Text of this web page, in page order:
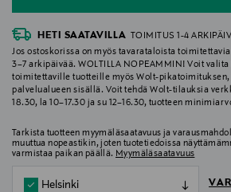
HETI SAATAVILLA
TOIMITUS 1-4
Jos ostoskorissa on myös tavarataloista
3–7 arkipäivää. WOLTILLA NOPEAMMIN! Voit
toimitettaville tuotteille myös Wolt-
palvelualueen sisällä. Voit tehdä Wolt-tilauksia
18.30, la 10–17.30 ja su 12–16.30, tuotteen
Tarkista tuotteen myymäläsaatavuus ja
muuttua nopeastikin, joten tuotetiedoissa
varmistaa paikan päällä. Myymäläsaatavuus
Helsinki